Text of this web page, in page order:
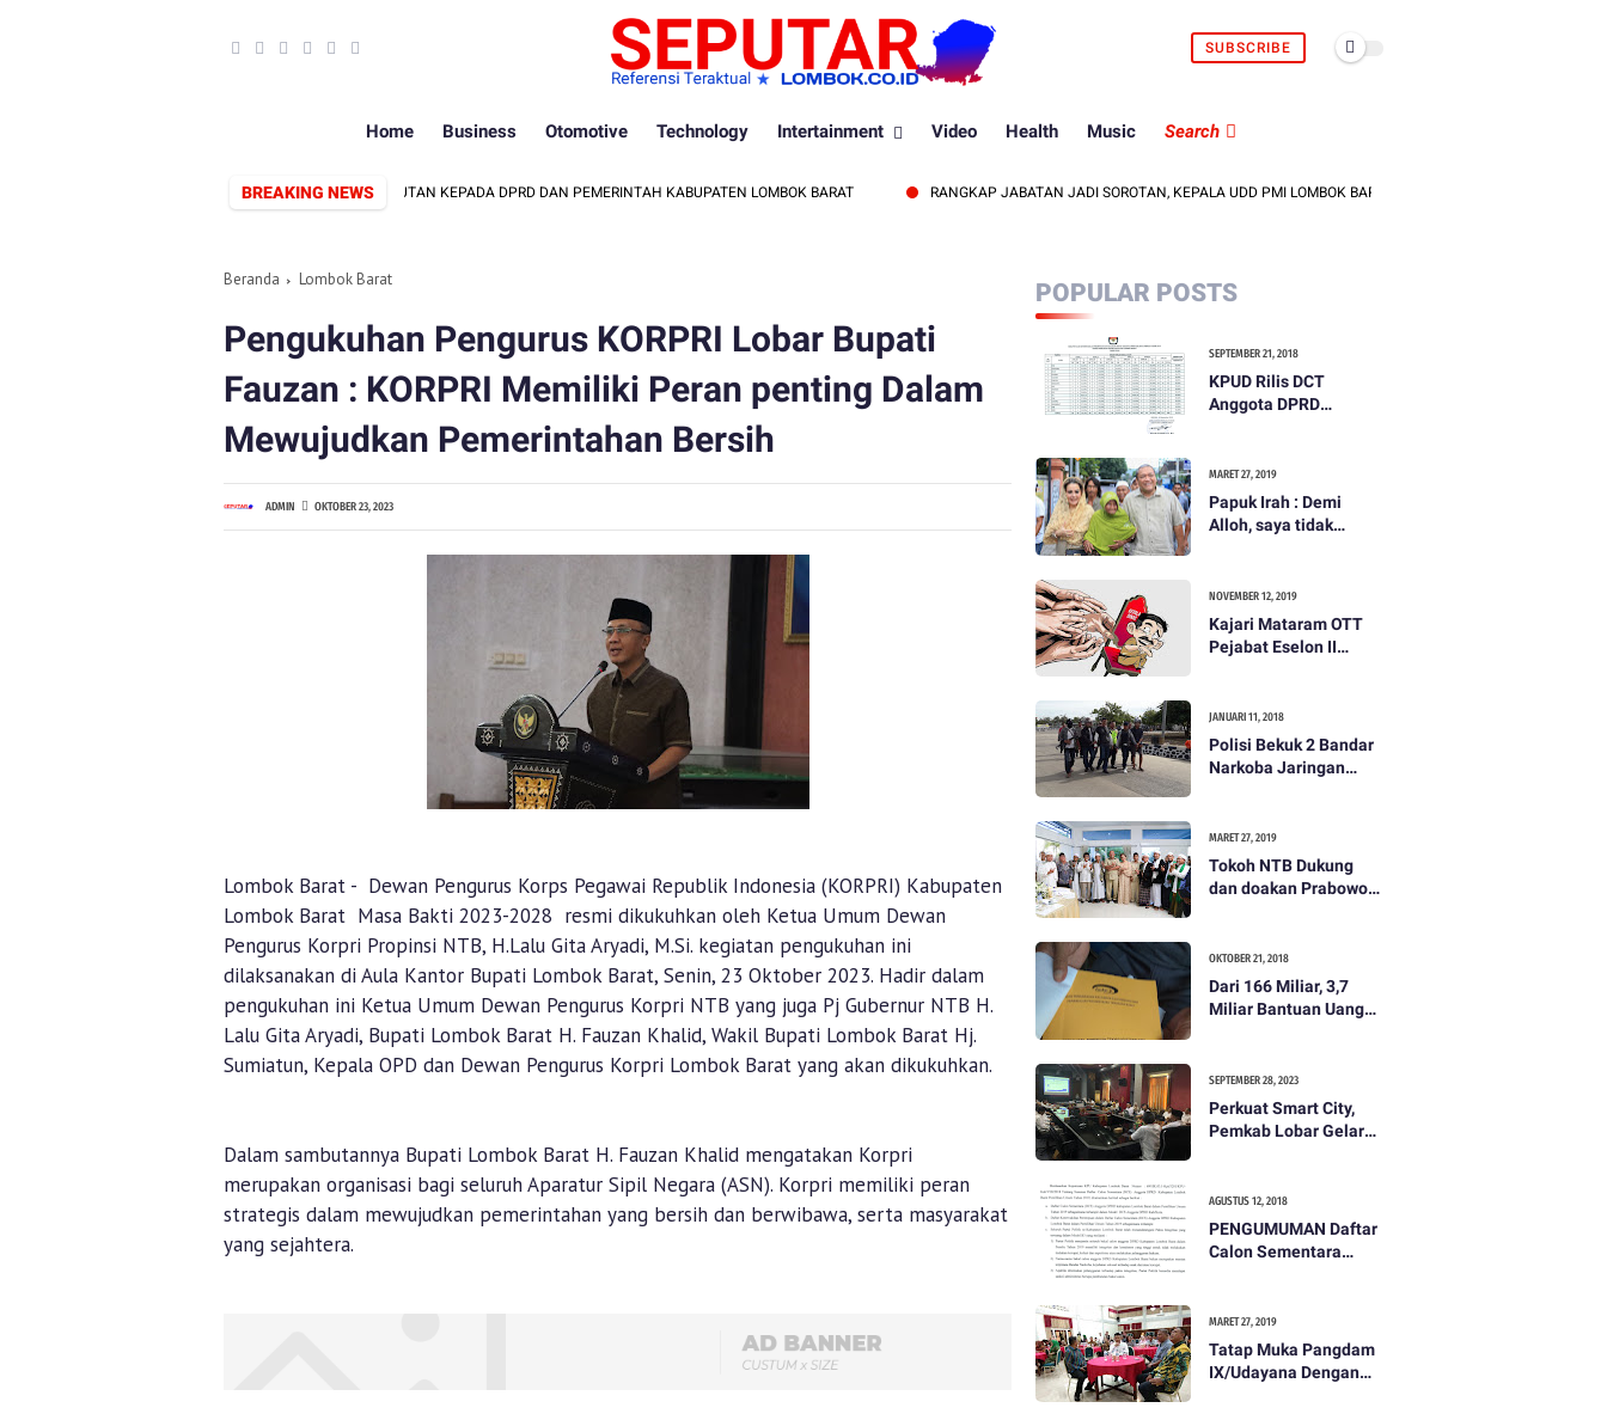
SUBSCRIBE
Home Business Otomotive Technology Intertainment Video Health Music Search
BREAKING NEWS
FBI SAMPAIKAN 12 TUNTUTAN KEPADA DPRD DAN PEMERINTAH KABUPATEN LOMBOK BARAT RANGKAP JABATAN JADI SOROTAN, KEPALA UDD PMI LOMBOK BARAT DITEGUR DAN DIMINTA MUNDUR
Beranda Lombok Barat
Pengukuhan Pengurus KORPRI Lobar Bupati
Fauzan : KORPRI Memiliki Peran penting Dalam
Mewujudkan Pemerintahan Bersih
ADMIN OKTOBER 23, 2023
Lombok Barat - Dewan Pengurus Korps Pegawai Republik Indonesia (KORPRI) Kabupaten
Lombok Barat Masa Bakti 2023-2028 resmi dikukuhkan oleh Ketua Umum Dewan
Pengurus Korpri Propinsi NTB, H.Lalu Gita Aryadi, M.Si. kegiatan pengukuhan ini
dilaksanakan di Aula Kantor Bupati Lombok Barat, Senin, 23 Oktober 2023. Hadir dalam
pengukuhan ini Ketua Umum Dewan Pengurus Korpri NTB yang juga Pj Gubernur NTB H.
Lalu Gita Aryadi, Bupati Lombok Barat H. Fauzan Khalid, Wakil Bupati Lombok Barat Hj.
Sumiatun, Kepala OPD dan Dewan Pengurus Korpri Lombok Barat yang akan dikukuhkan.
Dalam sambutannya Bupati Lombok Barat H. Fauzan Khalid mengatakan Korpri
merupakan organisasi bagi seluruh Aparatur Sipil Negara (ASN). Korpri memiliki peran
strategis dalam mewujudkan pemerintahan yang bersih dan berwibawa, serta masyarakat
yang sejahtera.
POPULAR POSTS
SEPTEMBER 21, 2018
KPUD Rilis DCT
Anggota DPRD
MARET 27, 2019
Papuk Irah : Demi
Alloh, saya tidak
itu bohong
NOVEMBER 12, 2019
Kajari Mataram OTT
Pejabat Eselon II
JANUARI 11, 2018
Polisi Bekuk 2 Bandar
Narkoba Jaringan
MARET 27, 2019
Tokoh NTB Dukung
dan doakan Prabowo
OKTOBER 21, 2018
Dari 166 Miliar, 3,7
Miliar Bantuan Uang
SEPTEMBER 28, 2023
Perkuat Smart City,
Pemkab Lobar Gelar
AGUSTUS 12, 2018
PENGUMUMAN Daftar
Calon Sementara
Daerah Kabupaten
Lombok Barat Dalam
Pemilihan Umum
Tahun 2019
MARET 27, 2019
Tatap Muka Pangdam
IX/Udayana Dengan